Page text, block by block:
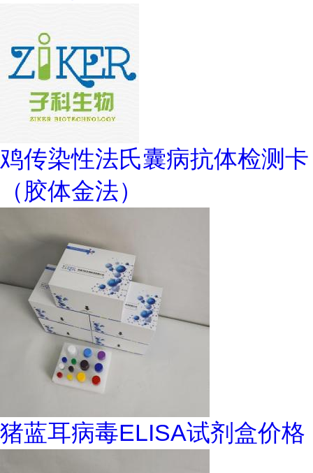
鸡传染性法氏囊病抗体检测卡
（胶体金法）
猪蓝耳病毒ELISA试剂盒价格